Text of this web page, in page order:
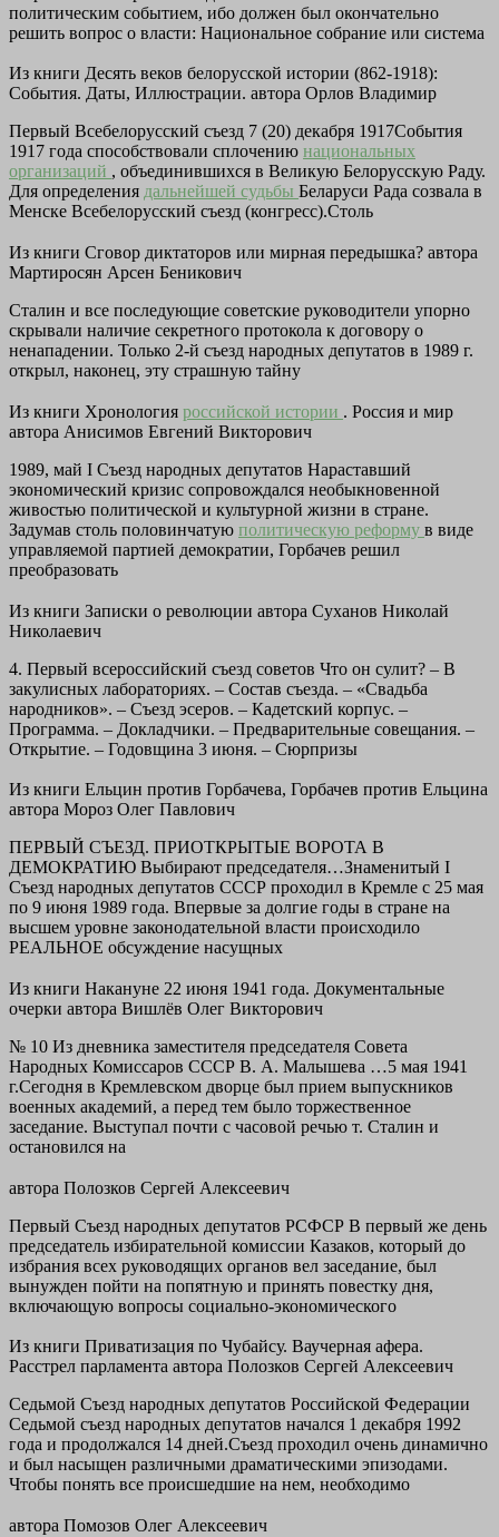
политическим событием, ибо должен был окончательно
решить вопрос о власти: Национальное собрание или система
Из книги Десять веков белорусской истории (862-1918):
События. Даты, Иллюстрации. автора Орлов Владимир
Первый Всебелорусский съезд 7 (20) декабря 1917События
1917 года способствовали сплочению национальных
организаций , объединившихся в Великую Белорусскую Раду.
Для определения дальнейшей судьбы Беларуси Рада созвала в
Менске Всебелорусский съезд (конгресс).Столь
Из книги Сговор диктаторов или мирная передышка? автора
Мартиросян Арсен Беникович
Сталин и все последующие советские руководители упорно
скрывали наличие секретного протокола к договору о
ненападении. Только 2-й съезд народных депутатов в 1989 г.
открыл, наконец, эту страшную тайну
Из книги Хронология российской истории . Россия и мир
автора Анисимов Евгений Викторович
1989, май I Съезд народных депутатов Нараставший
экономический кризис сопровождался необыкновенной
живостью политической и культурной жизни в стране.
Задумав столь половинчатую политическую реформу в виде
управляемой партией демократии, Горбачев решил
преобразовать
Из книги Записки о революции автора Суханов Николай
Николаевич
4. Первый всероссийский съезд советов Что он сулит? – В
закулисных лабораториях. – Состав съезда. – «Свадьба
народников». – Съезд эсеров. – Кадетский корпус. –
Программа. – Докладчики. – Предварительные совещания. –
Открытие. – Годовщина 3 июня. – Сюрпризы
Из книги Ельцин против Горбачева, Горбачев против Ельцина
автора Мороз Олег Павлович
ПЕРВЫЙ СЪЕЗД. ПРИОТКРЫТЫЕ ВОРОТА В
ДЕМОКРАТИЮ Выбирают председателя…Знаменитый I
Съезд народных депутатов СССР проходил в Кремле с 25 мая
по 9 июня 1989 года. Впервые за долгие годы в стране на
высшем уровне законодательной власти происходило
РЕАЛЬНОЕ обсуждение насущных
Из книги Накануне 22 июня 1941 года. Документальные
очерки автора Вишлёв Олег Викторович
№ 10 Из дневника заместителя председателя Совета
Народных Комиссаров СССР В. А. Малышева …5 мая 1941
г.Сегодня в Кремлевском дворце был прием выпускников
военных академий, а перед тем было торжественное
заседание. Выступал почти с часовой речью т. Сталин и
остановился на
автора Полозков Сергей Алексеевич
Первый Съезд народных депутатов РСФСР В первый же день
председатель избирательной комиссии Казаков, который до
избрания всех руководящих органов вел заседание, был
вынужден пойти на попятную и принять повестку дня,
включающую вопросы социально-экономического
Из книги Приватизация по Чубайсу. Ваучерная афера.
Расстрел парламента автора Полозков Сергей Алексеевич
Седьмой Съезд народных депутатов Российской Федерации
Седьмой съезд народных депутатов начался 1 декабря 1992
года и продолжался 14 дней.Съезд проходил очень динамично
и был насыщен различными драматическими эпизодами.
Чтобы понять все происшедшие на нем, необходимо
автора Помозов Олег Алексеевич